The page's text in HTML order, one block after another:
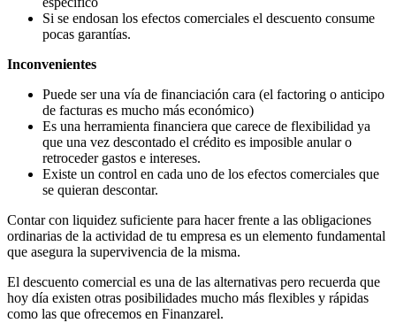
Si se endosan los efectos comerciales el descuento consume
pocas garantías.
Inconvenientes
Puede ser una vía de financiación cara (el factoring o anticipo
de facturas es mucho más económico)
Es una herramienta financiera que carece de flexibilidad ya
que una vez descontado el crédito es imposible anular o
retroceder gastos e intereses.
Existe un control en cada uno de los efectos comerciales que
se quieran descontar.
Contar con liquidez suficiente para hacer frente a las obligaciones
ordinarias de la actividad de tu empresa es un elemento fundamental
que asegura la supervivencia de la misma.
El descuento comercial es una de las alternativas pero recuerda que
hoy día existen otras posibilidades mucho más flexibles y rápidas
como las que ofrecemos en Finanzarel.